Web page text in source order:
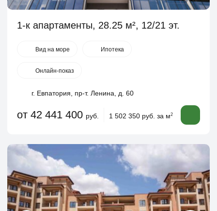
1-к апартаменты, 28.25 м², 12/21 эт.
Вид на море Ипотека
Онлайн-показ
г. Евпатория, пр-т. Ленина, д. 60
от 42 441 400 руб. 1 502 350 руб. за м2